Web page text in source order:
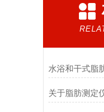
水浴和干式脂
关于脂肪测定